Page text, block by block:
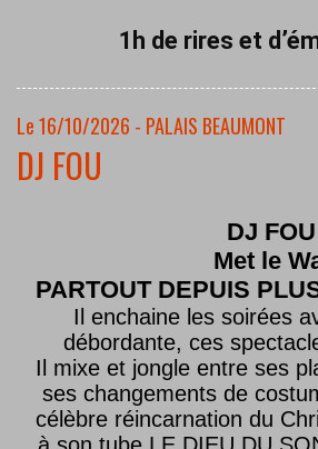
1h de rires et
Le 16/10/2026 - PALAIS BEAUMONT
DJ FOU
DJ FOU
Met le
PARTOUT DEPUIS
Il enchaine les soirées
débordante, ces
Il mixe et jongle entre ses
ses changements de
célèbre réincarnation du